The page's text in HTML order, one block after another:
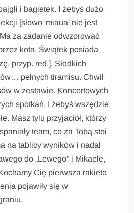
i bagietek. I żebyś dużo
[słowo 'miaua’ nie jest
za zadanie odwzorować
kota. Świątek posiada
przyp. red.]. Słodkich
pełnych tiramisu. Chwil
w zestawie. Koncertowych
spotkań. I żebyś wszędzie
Masz tylu przyjaciół, którzy
team, co za Tobą stoi
na tablicy wyników i nadal
do „Lewego” i Mikaelę,
Cię pierwsza rakieto
pojawiły się w